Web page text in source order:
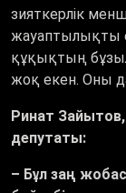
зияткерлік
жауаптылықты
құқықтың
жоқ екен. Оны
Ринат Зайытов,
депутаты:
– Бұл заң